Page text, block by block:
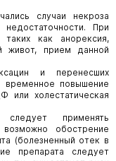
случаи некроза
При
таких как анорексия,
живот, прием данной
и перенесших
временное повышение
или холестатическая
применять
обострение
(болезненный отек в
препарата следует